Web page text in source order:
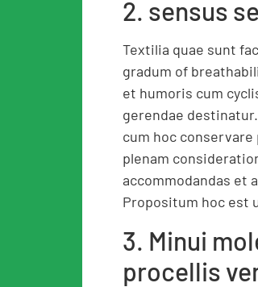
2. sensus
Textilia quae sunt
gradum of
et humoris cum
gerendae
cum hoc
plenam
accommodandas et
Propositum hoc est
3. Minui
procellis